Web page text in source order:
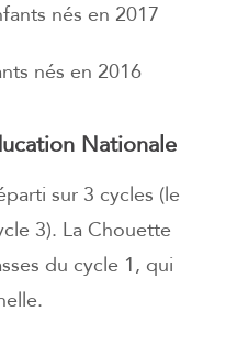
nés en 2017
nés en 2016
Nationale
sur 3 cycles (le
3). La Chouette
du cycle 1, qui